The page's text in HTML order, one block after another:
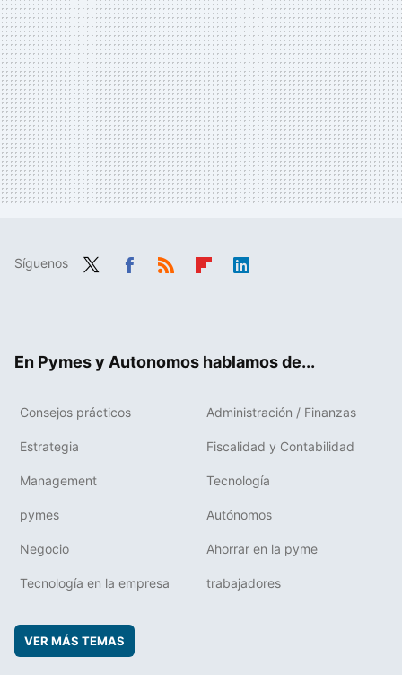
Síguenos
En Pymes y Autonomos hablamos de...
Consejos prácticos Administración / Finanzas
Estrategia Fiscalidad y Contabilidad
Management Tecnología
pymes Autónomos
Negocio Ahorrar en la pyme
Tecnología en la empresa trabajadores
VER MÁS TEMAS